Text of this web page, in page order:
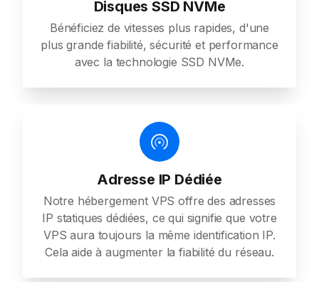
Disques SSD NVMe
Bénéficiez de vitesses plus rapides, d'une
plus grande fiabilité, sécurité et performance
avec la technologie SSD NVMe.
Adresse IP Dédiée
Notre hébergement VPS offre des adresses
IP statiques dédiées, ce qui signifie que votre
VPS aura toujours la même identification IP.
Cela aide à augmenter la fiabilité du réseau.